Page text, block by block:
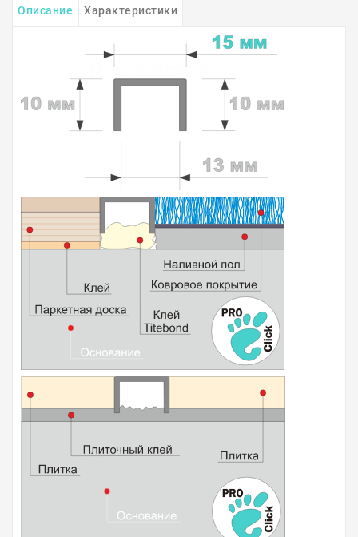
Описание Характеристики